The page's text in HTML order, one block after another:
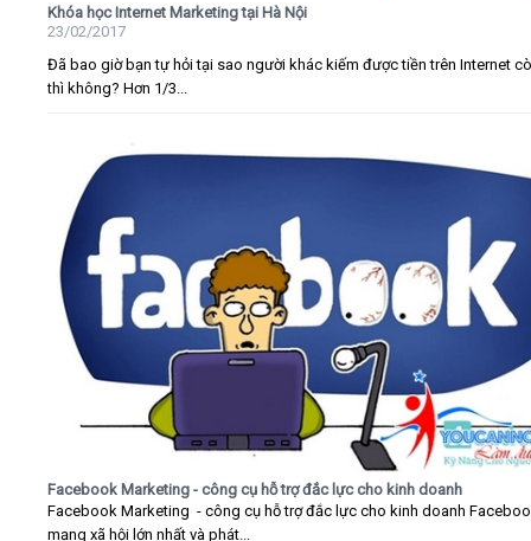
Khóa học Internet Marketing tại Hà Nội
23/02/2017
Đã bao giờ bạn tự hỏi tại sao người khác kiếm được tiền trên Internet
thì không? Hơn 1/3...
Facebook Marketing - công cụ hỗ trợ đắc lực cho kinh doanh
Facebook Marketing - công cụ hỗ trợ đắc lực cho kinh doanh
mạng xã hội lớn nhất và phát...